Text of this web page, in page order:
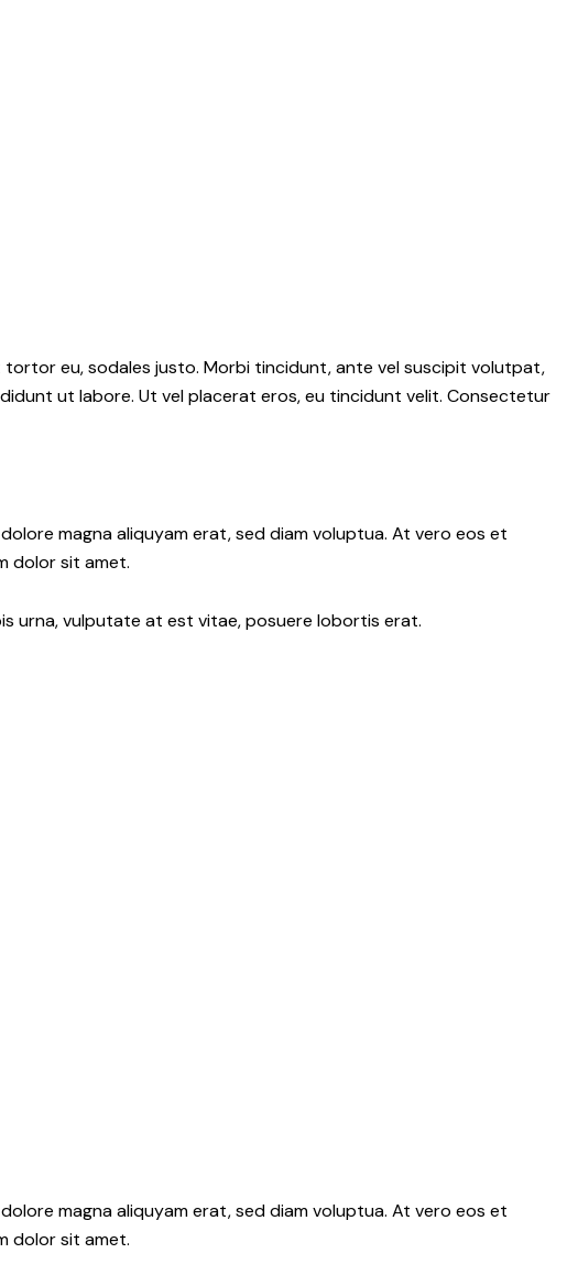
tortor eu, sodales justo. Morbi tincidunt, ante vel suscipit volutpat,
ut labore. Ut vel placerat eros, eu tincidunt velit. Consectetur
magna aliquyam erat, sed diam voluptua. At vero eos et
dolor sit amet.
urna, vulputate at est vitae, posuere lobortis erat.
magna aliquyam erat, sed diam voluptua. At vero eos et
dolor sit amet.